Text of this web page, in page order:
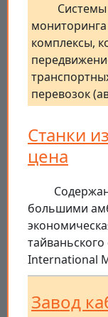
мониторинга
комплексы,
перевозок
Станки
цена
большими
International
Завод